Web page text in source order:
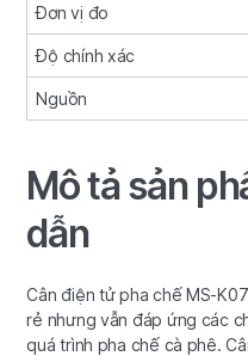
Đơn vị đo
Độ chính xác
Nguồn
Mô tả sản
dẫn
Cân điện tử pha chế MS-
rẻ nhưng vẫn đáp ứng các
quá trình pha chế cà phê.